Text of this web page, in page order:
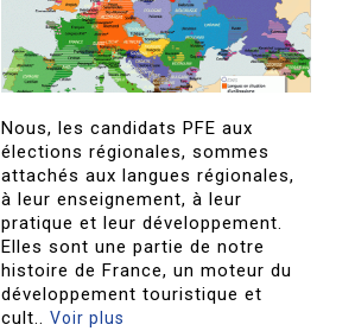
Nous, les candidats PFE aux
élections régionales, sommes
attachés aux langues régionales,
à leur enseignement, à leur
pratique et leur développement.
Elles sont une partie de notre
histoire de France, un moteur du
développement touristique et
cult..Voir plus